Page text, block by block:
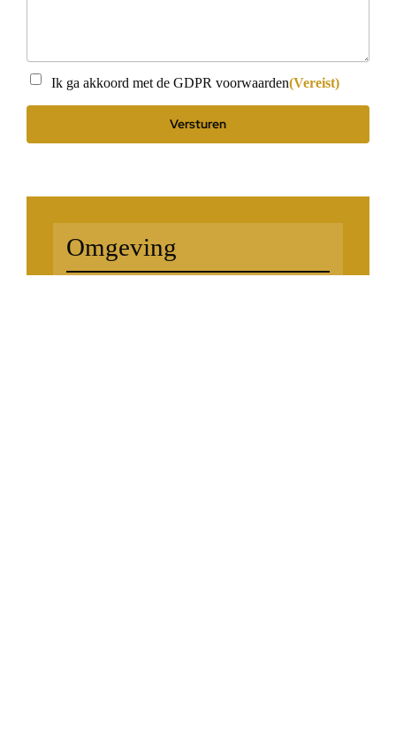
Instemming(Vereist)
Ik ga akkoord met de GDPR voorwaarden(Vereist)
Omgeving